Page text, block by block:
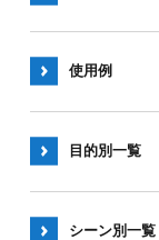
使用例
目的別一覧
シーン別一覧